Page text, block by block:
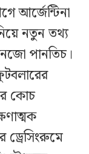
আর্জেন্টিনা
নতুন তথ্য
পানতিচ।
কোচ
ড্রেসিংরুমে